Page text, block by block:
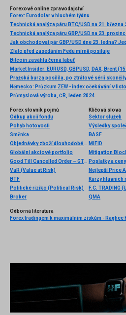
Forexové online zpravodajství
Forex: Eurodolar v hluchém týdnu
Technická analýza páru BTC/USD na 21. března
Technická analýza páru GBP/USD na 23.
Zlato před zasedáním Fedu mírně posiluje
Bitcoin zasáhla černá labuť
Market Insider: EURUSD, GBPUSD, DAX, Brent
Průmyslová výroba, ČR, leden 2024
Forex slovník pojmů
Odkup akcií fondu
Pohyb hotovosti
Směnka
Objednávky zboží dlouhodobé spotřeby
Globální akciové portfolio
Good Till Cancelled Order – GTC (Platný až do zrušení)
VaR (Value at Risk)
BTF
Politické riziko (Political Risk)
Broker
Klíčová slova
Sektor služeb
Výsledky
BASF
MIFID
Mitigation
Poplatky a ceny
Nejlepší Price
Kurzy hlavních
F.C. TRADING
QMA
Odborná literatura
Forex tradingem k maximálním ziskům - Raghee